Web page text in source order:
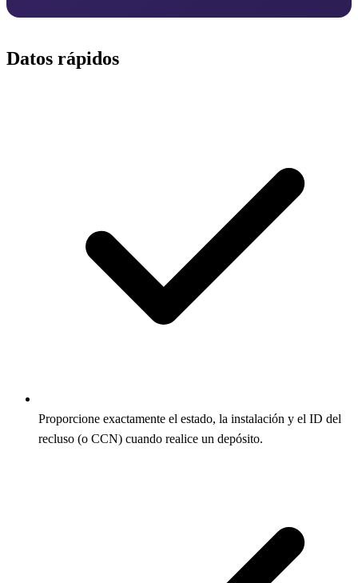
Datos rápidos
Proporcione exactamente el estado, la instalación y el ID del
recluso (o CCN) cuando realice un depósito.